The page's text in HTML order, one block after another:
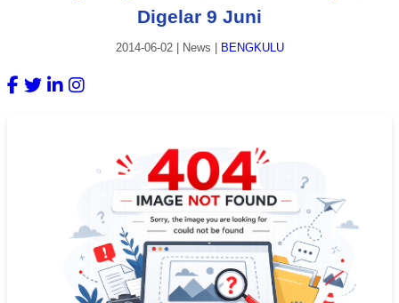
Digelar 9 Juni
2014-06-02| News BENGKULU